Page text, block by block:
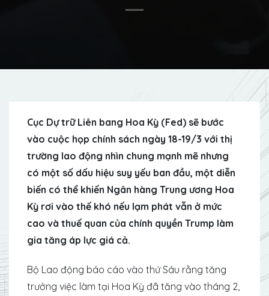
Cục Dự trữ Liên bang Hoa Kỳ (Fed) sẽ bước
vào cuộc họp chính sách ngày 18-19/3 với thị
trường lao động nhìn chung mạnh mẽ nhưng
có một số dấu hiệu suy yếu ban đầu, một diễn
biến có thể khiến Ngân hàng Trung ương Hoa
Kỳ rơi vào thế khó nếu lạm phát vẫn ở mức
cao và thuế quan của chính quyền Trump làm
gia tăng áp lực giá cả.
Bộ Lao động báo cáo vào thứ Sáu rằng tăng
trưởng việc làm tại Hoa Kỳ đã tăng vào tháng 2,